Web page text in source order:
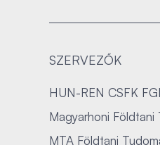
SZERVEZŐK
HUN-REN CSFK FGI
Magyarhoni Földtani
MTA Földtani